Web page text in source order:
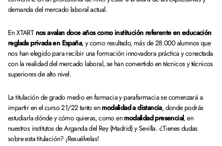
demanda del mercado laboral actual.
En XTARTnos avalan doce años como institución referente en educación
reglada privada en España, y como resultado, más de 28.000 alumnos que
nos han elegido para recibir una formación innovadora práctica y conectada
con la realidad del mercado laboral, se han convertido en técnicos y técnicos
superiores de alto nivel.
La titulación de grado medio en farmacia y parafarmacia se comenzará a
impartir en el curso 21/22 tanto enmodalidad a distancia, donde podrás
estudiarla dónde y cómo quieras, como enmodalidad presencial, en
nuestros institutos de Arganda del Rey (Madrid) y Sevilla. ¿Tienes dudas
sobre esta titulación? ¡Resuélvelas!